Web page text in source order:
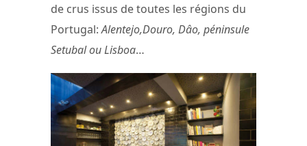
de crus issus de toutes les régions du
Portugal:Alentejo,Douro, Dâo, péninsule
Setubal ou Lisboa…